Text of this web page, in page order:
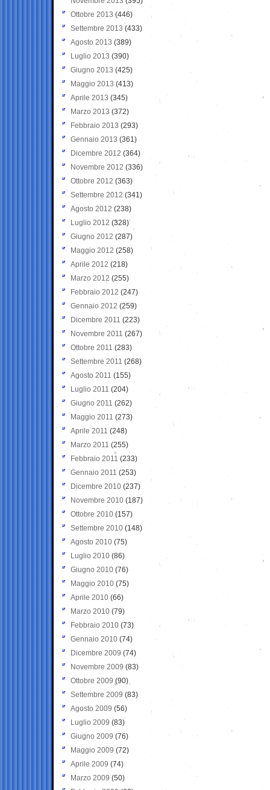
Ottobre 2013 (446)
Settembre 2013 (433)
Agosto 2013 (389)
Luglio 2013 (390)
Giugno 2013 (425)
Maggio 2013 (413)
Aprile 2013 (345)
Marzo 2013 (372)
Febbraio 2013 (293)
Gennaio 2013 (361)
Dicembre 2012 (364)
Novembre 2012 (336)
Ottobre 2012 (363)
Settembre 2012 (341)
Agosto 2012 (238)
Luglio 2012 (328)
Giugno 2012 (287)
Maggio 2012 (258)
Aprile 2012 (218)
Marzo 2012 (255)
Febbraio 2012 (247)
Gennaio 2012 (259)
Dicembre 2011 (223)
Novembre 2011 (267)
Ottobre 2011 (283)
Settembre 2011 (268)
Agosto 2011 (155)
Luglio 2011 (204)
Giugno 2011 (262)
Maggio 2011 (273)
Aprile 2011 (248)
Marzo 2011 (255)
Febbraio 2011 (233)
Gennaio 2011 (253)
Dicembre 2010 (237)
Novembre 2010 (187)
Ottobre 2010 (157)
Settembre 2010 (148)
Agosto 2010 (75)
Luglio 2010 (86)
Giugno 2010 (76)
Maggio 2010 (75)
Aprile 2010 (66)
Marzo 2010 (79)
Febbraio 2010 (73)
Gennaio 2010 (74)
Dicembre 2009 (74)
Novembre 2009 (83)
Ottobre 2009 (90)
Settembre 2009 (83)
Agosto 2009 (56)
Luglio 2009 (83)
Giugno 2009 (76)
Maggio 2009 (72)
Aprile 2009 (74)
Marzo 2009 (50)